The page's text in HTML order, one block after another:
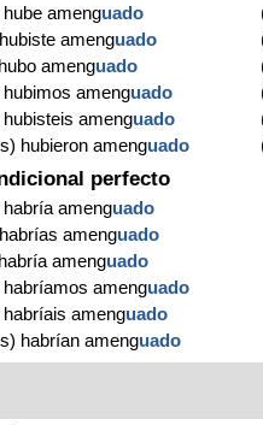
amenguado
amenguado
amenguado
hubimos amenguado
amenguado
hubieron amenguado
perfecto
habría amenguado
amenguado
amenguado
habríamos amenguado
amenguado
habrían amenguado